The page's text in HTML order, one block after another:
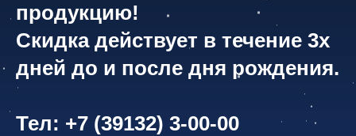
продукцию!
Скидка действует в течение 3х
дней до и после дня рождения.
Тел: +7 (39132) 3-00-00